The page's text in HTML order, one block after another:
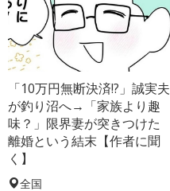
「10万円無断決済!?」誠実夫
が釣り沼へ→「家族より趣
味？」限界妻が突きつけた
離婚という結末【作者に聞
く】
全国